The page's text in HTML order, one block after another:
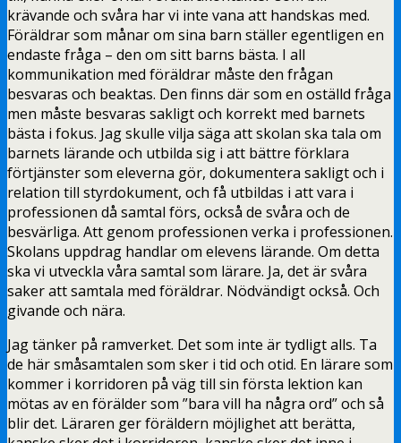
krävande och svåra har vi inte vana att handskas med.
Föräldrar som månar om sina barn ställer egentligen en
endaste fråga – den om sitt barns bästa. I all
kommunikation med föräldrar måste den frågan
besvaras och beaktas. Den finns där som en oställd fråga
men måste besvaras sakligt och korrekt med barnets
bästa i fokus. Jag skulle vilja säga att skolan ska tala om
barnets lärande och utbilda sig i att bättre förklara
förtjänster som eleverna gör, dokumentera sakligt och i
relation till styrdokument, och få utbildas i att vara i
professionen då samtal förs, också de svåra och de
besvärliga. Att genom professionen verka i professionen.
Skolans uppdrag handlar om elevens lärande. Om detta
ska vi utveckla våra samtal som lärare. Ja, det är svåra
saker att samtala med föräldrar. Nödvändigt också. Och
givande och nära.
Jag tänker på ramverket. Det som inte är tydligt alls. Ta
de här småsamtalen som sker i tid och otid. En lärare som
kommer i korridoren på väg till sin första lektion kan
mötas av en förälder som ”bara vill ha några ord” och så
blir det. Läraren ger föräldern möjlighet att berätta,